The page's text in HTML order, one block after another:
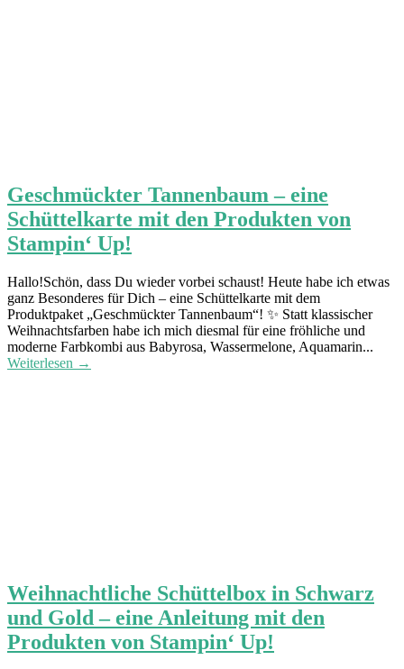
Geschmückter Tannenbaum – eine
Schüttelkarte mit den Produkten von
Stampin‘ Up!
Hallo!Schön, dass Du wieder vorbei schaust! Heute habe ich etwas
ganz Besonderes für Dich – eine Schüttelkarte mit dem
Produktpaket „Geschmückter Tannenbaum“! ✨ Statt klassischer
Weihnachtsfarben habe ich mich diesmal für eine fröhliche und
moderne Farbkombi aus Babyrosa, Wassermelone, Aquamarin...
Weiterlesen →
Weihnachtliche Schüttelbox in Schwarz
und Gold – eine Anleitung mit den
Produkten von Stampin‘ Up!